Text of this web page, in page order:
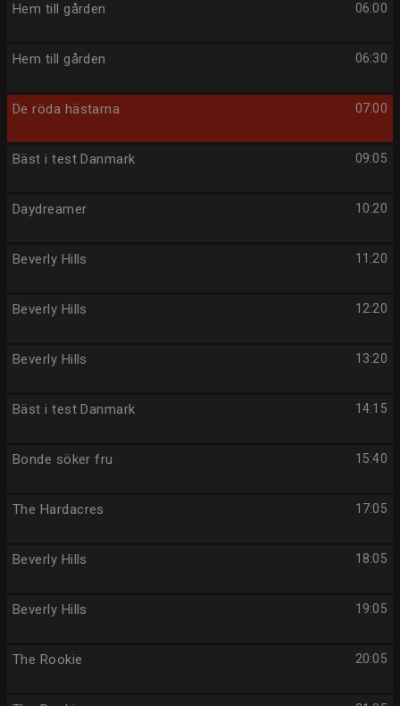
06:00
Hem till gården
06:30
Hem till gården
07:00
De röda hästarna
09:05
Bäst i test Danmark
10:20
Daydreamer
11:20
Beverly Hills
12:20
Beverly Hills
13:20
Beverly Hills
14:15
Bäst i test Danmark
15:40
Bonde söker fru
17:05
The Hardacres
18:05
Beverly Hills
19:05
Beverly Hills
20:05
The Rookie